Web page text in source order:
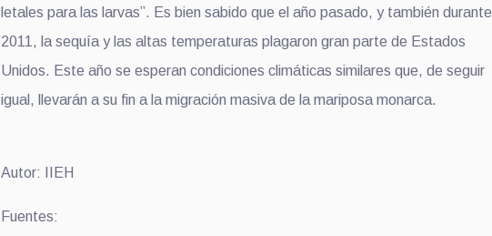
letales para las larvas”. Es bien sabido que el año pasado, y también durante
2011, la sequía y las altas temperaturas plagaron gran parte de Estados
Unidos. Este año se esperan condiciones climáticas similares que, de seguir
igual, llevarán a su fin a la migración masiva de la mariposa monarca.
Autor: IIEH
Fuentes: